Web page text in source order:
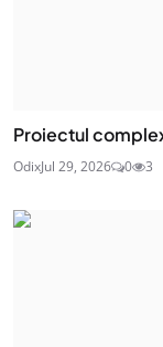
Proiectul
OdixJul 29, 2026 0 3